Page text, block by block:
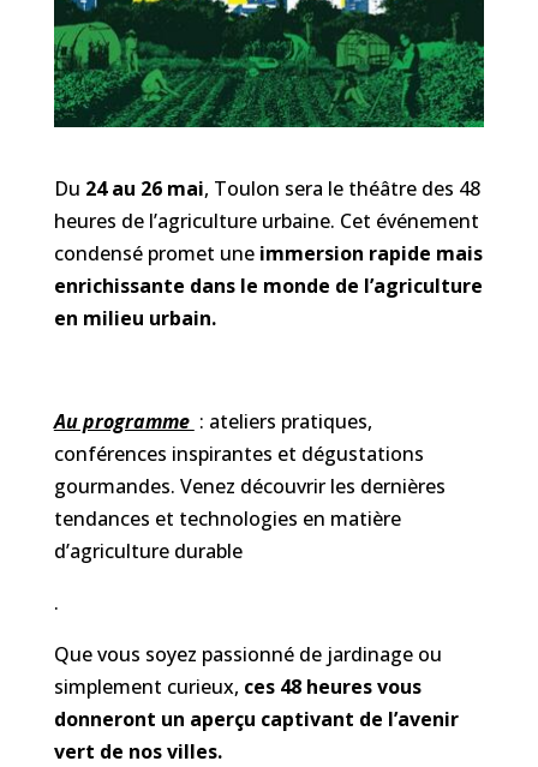
Du 24 au 26 mai, Toulon sera le théâtre des 48
heures de l’agriculture urbaine. Cet événement
condensé promet une immersion rapide mais
enrichissante dans le monde de l’agriculture
en milieu urbain.
Au programme : ateliers pratiques,
conférences inspirantes et dégustations
gourmandes. Venez découvrir les dernières
tendances et technologies en matière
d’agriculture durable
.
Que vous soyez passionné de jardinage ou
simplement curieux, ces 48 heures vous
donneront un aperçu captivant de l’avenir
vert de nos villes.